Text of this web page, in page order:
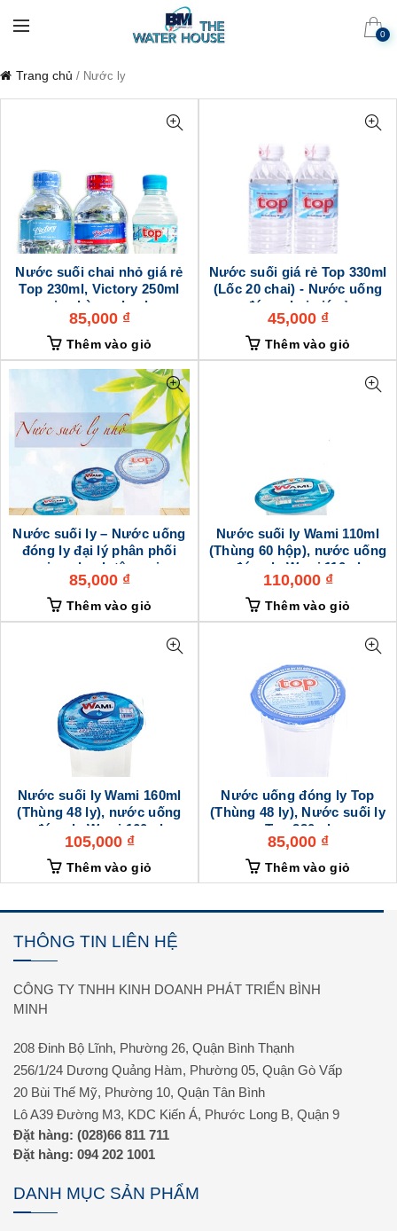
0
Trang chủ / Nước ly
Nước suối chai nhỏ giá rẻ
Top 230ml, Victory 250ml
giao hàng nhanh
85,000 ₫
Thêm vào giỏ
Nước suối giá rẻ Top 330ml
(Lốc 20 chai) - Nước uống
đóng chai giá rẻ
45,000 ₫
Thêm vào giỏ
Nước suối ly – Nước uống
đóng ly đại lý phân phối
giao nhanh tận nơi
85,000 ₫
Thêm vào giỏ
Nước suối ly Wami 110ml
(Thùng 60 hộp), nước uống
đóng ly Wami 110ml
110,000 ₫
Thêm vào giỏ
Nước suối ly Wami 160ml
(Thùng 48 ly), nước uống
đóng ly Wami 160ml
105,000 ₫
Thêm vào giỏ
Nước uống đóng ly Top
(Thùng 48 ly), Nước suối ly
Top 230ml
85,000 ₫
Thêm vào giỏ
THÔNG TIN LIÊN HỆ
CÔNG TY TNHH KINH DOANH PHÁT TRIỂN BÌNH
MINH
208 Đinh Bộ Lĩnh, Phường 26, Quận Bình Thạnh
256/1/24 Dương Quảng Hàm, Phường 05, Quận Gò Vấp
20 Bùi Thế Mỹ, Phường 10, Quận Tân Bình
Lô A39 Đường M3, KDC Kiến Á, Phước Long B, Quận 9
Đặt hàng: (028)66 811 711
Đặt hàng: 094 202 1001
DANH MỤC SẢN PHẨM